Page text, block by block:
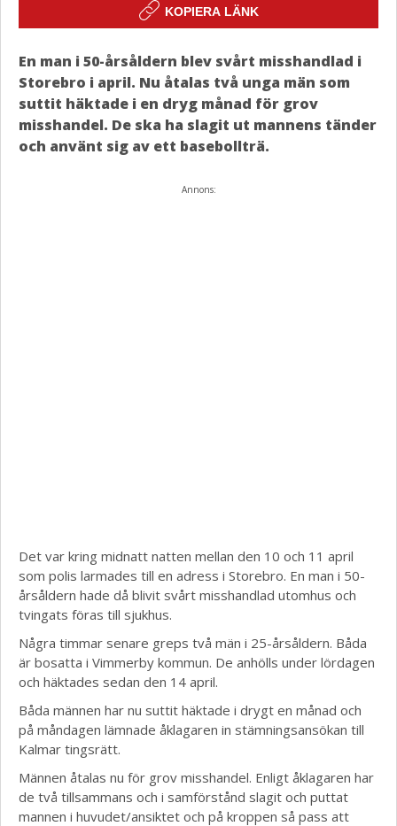
KOPIERA LÄNK
En man i 50-årsåldern blev svårt misshandlad i
Storebro i april. Nu åtalas två unga män som
suttit häktade i en dryg månad för grov
misshandel. De ska ha slagit ut mannens tänder
och använt sig av ett basebollträ.
Annons:
Det var kring midnatt natten mellan den 10 och 11 april
som polis larmades till en adress i Storebro. En man i 50-
årsåldern hade då blivit svårt misshandlad utomhus och
tvingats föras till sjukhus.
Några timmar senare greps två män i 25-årsåldern. Båda
är bosatta i Vimmerby kommun. De anhölls under lördagen
och häktades sedan den 14 april.
Båda männen har nu suttit häktade i drygt en månad och
på måndagen lämnade åklagaren in stämningsansökan till
Kalmar tingsrätt.
Männen åtalas nu för grov misshandel. Enligt åklagaren har
de två tillsammans och i samförstånd slagit och puttat
mannen i huvudet/ansiktet och på kroppen så pass att